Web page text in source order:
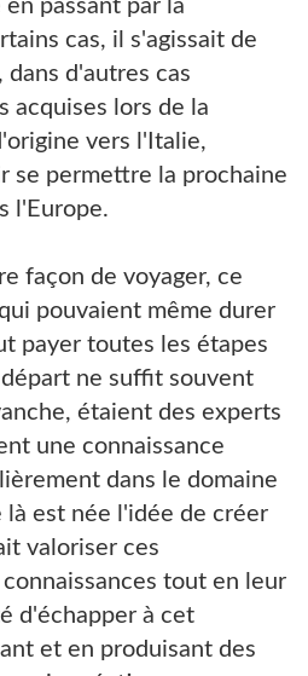
passant par la
cas, il s'agissait de
d'autres cas
acquises lors de la
vers l'Italie,
se permettre la prochaine
l'Europe.
façon de voyager, ce
pouvaient même durer
payer toutes les étapes
ne suffit souvent
étaient des experts
une connaissance
dans le domaine
là est née l'idée de créer
valoriser ces
tout en leur
d'échapper à cet
et en produisant des